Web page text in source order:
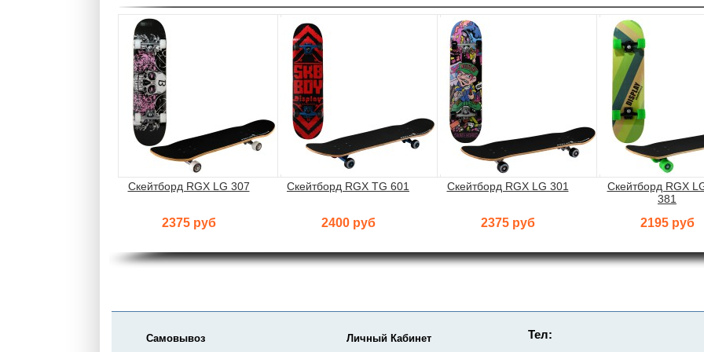
Скейтборд RGX LG 307
2375 руб
Скейтборд RGX TG 601
2400 руб
Скейтборд RGX LG 301
2375 руб
Скейтборд RGX
381
2195 руб
Самовывоз Личный Кабинет Тел: